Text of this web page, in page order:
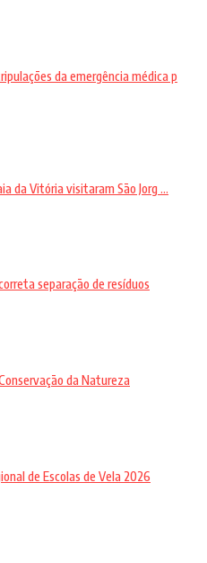
da emergência médica p
da Vitória visitaram São Jorg ...
separação de resíduos
da Natureza
de Escolas de Vela 2026